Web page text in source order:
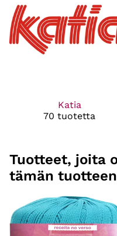
Katia
70 tuotetta
Tuotteet, joita
tämän